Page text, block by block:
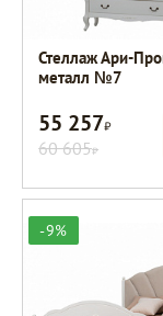
Стеллаж Ари-
металл №7
55 257Р
60 605Р
-9%